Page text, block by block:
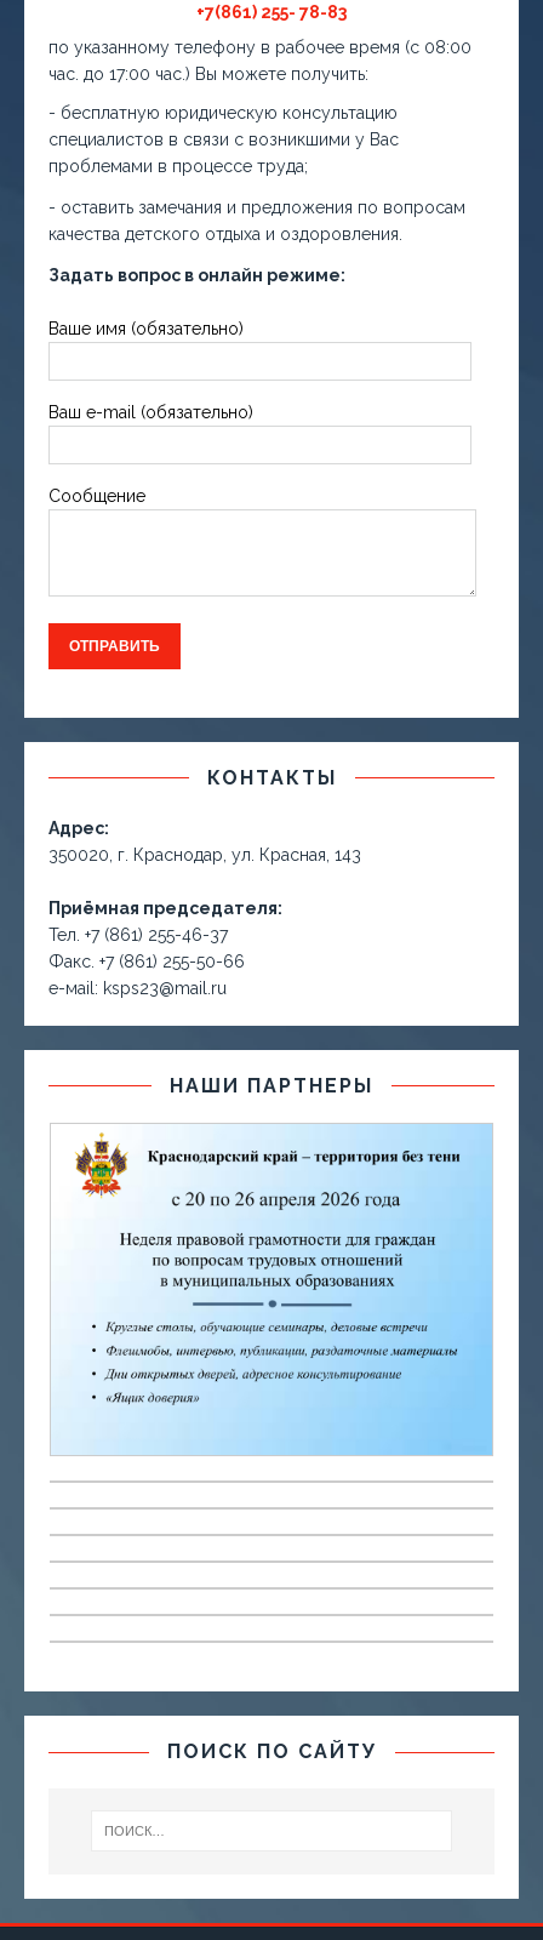
+7(861) 255- 78-83
по указанному телефону в рабочее время (с 08:00
час. до 17:00 час.) Вы можете получить:
- бесплатную юридическую консультацию
специалистов в связи с возникшими у Вас
проблемами в процессе труда;
- оставить замечания и предложения по вопросам
качества детского отдыха и оздоровления.
Задать вопрос в онлайн режиме:
Ваше имя (обязательно)
Ваш e-mail (обязательно)
Сообщение
КОНТАКТЫ
Адрес:
350020, г. Краснодар, ул. Красная, 143
Приёмная председателя:
Тел. +7 (861) 255-46-37
Факс. +7 (861) 255-50-66
е-маil: ksps23@mail.ru
НАШИ ПАРТНЕРЫ
ПОИСК ПО САЙТУ